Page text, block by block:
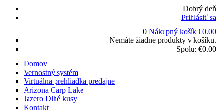
Dobrý deň
Prihlásiť sa
0 Nákupný košík €0.00
Nemáte žiadne produkty v košíku.
Spolu: €0.00
Domov
Vernostný systém
Virtuálna prehliadka predajne
Arizona Carp Lake
Jazero Dlhé kusy
Kontakt